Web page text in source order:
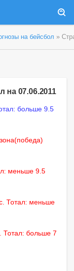
на бейсбол »
на 07.06.2011
больше 9.5
меньше 9.5
Тотал: меньше
Тотал: больше 7